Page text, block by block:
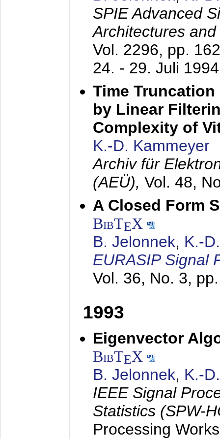
SPIE Advanced
Architectures
Vol. 2296, pp.
24. - 29. Juli 1994
Time
by Linear
Complexity of
K.-D. Kammeyer
Archiv für
(AEÜ), Vol. 48,
A Closed Form
BibTEX
B. Jelonnek, K.-
EURASIP Signal
Vol. 36, No. 3,
1993
Eigenvector
BibTEX
B. Jelonnek, K.-
IEEE Signal
Statistics (SPW-
Processing